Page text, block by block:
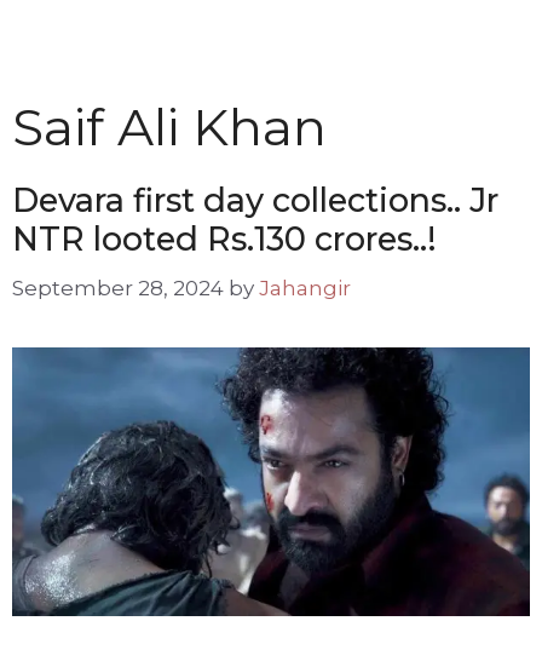
Saif Ali Khan
Devara first day collections.. Jr
NTR looted Rs.130 crores..!
September 28, 2024 by Jahangir